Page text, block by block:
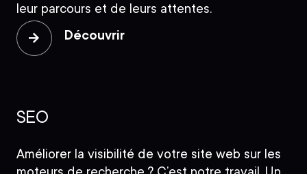
leur parcours et de leurs attentes.
Découvrir
SEO
Améliorer la visibilité de votre site web sur les